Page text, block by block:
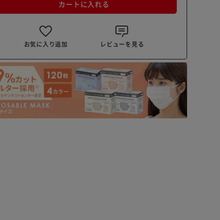
カートに入れる
お気に入り追加 レビューを見る